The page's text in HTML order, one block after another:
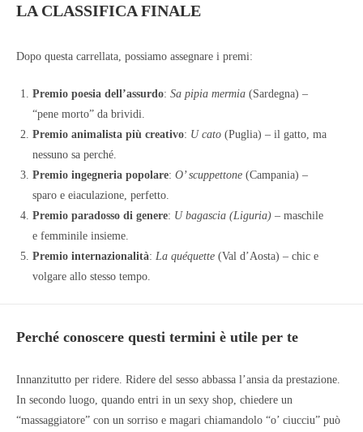
LA CLASSIFICA FINALE
Dopo questa carrellata, possiamo assegnare i premi:
Premio poesia dell’assurdo: Sa pipia mermia (Sardegna) –
“pene morto” da brividi.
Premio animalista più creativo: U cato (Puglia) – il gatto, ma
nessuno sa perché.
Premio ingegneria popolare: O’ scuppettone (Campania) –
sparo e eiaculazione, perfetto.
Premio paradosso di genere: U bagascia (Liguria) – maschile
e femminile insieme.
Premio internazionalità: La quéquette (Val d’Aosta) – chic e
volgare allo stesso tempo.
Perché conoscere questi termini è utile per te
Innanzitutto per ridere. Ridere del sesso abbassa l’ansia da prestazione.
In secondo luogo, quando entri in un sexy shop, chiedere un
“massaggiatore” con un sorriso e magari chiamandolo “o’ ciucciu” può